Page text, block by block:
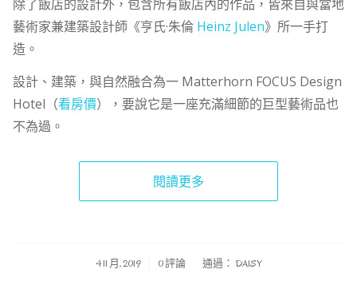
除了飯店的設計外，包含所有飯店內的作品，皆來自與當地
藝術家兼建築設計師《亨氏·朱倫 Heinz Julen》所一手打
造。
設計、建築，與自然融合為一 Matterhorn FOCUS Design
Hotel（看房價），要說它是一座充滿細節的巨型藝術品也
不為過。
閱讀更多
4 11 月, 2019
/ 0 評論 通過： DAISY